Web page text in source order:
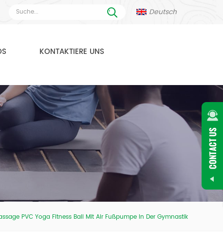
Deutsch
KONTAKTIERE UNS
PVC Yoga Fitness Ball Mit Air Fußpumpe In Der Gymnastik